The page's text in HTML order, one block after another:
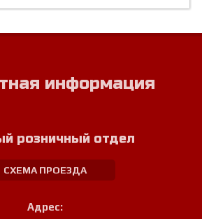
информация
розничный отдел
СХЕМА ПРОЕЗДА
Адрес: